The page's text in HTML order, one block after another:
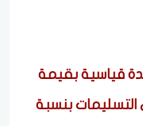
قياسية بقيمة
التسليمات بنسبة